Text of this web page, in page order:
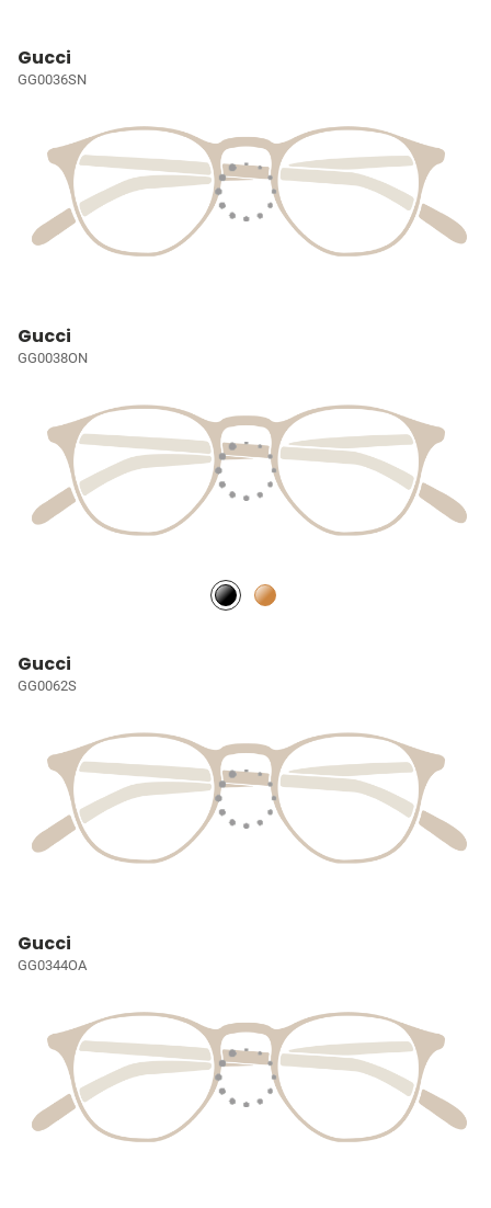
Gucci
GG0036SN
Gucci
GG0038ON
Gucci
GG0062S
Gucci
GG0344OA